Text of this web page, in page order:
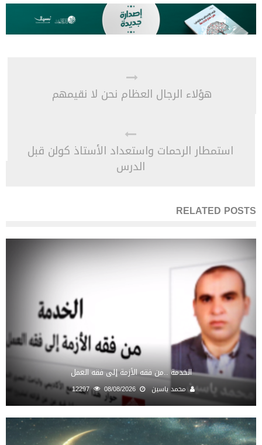
هؤلاء الرجال العظام نحن لا نقيمهم
استمطار الرحمات واستعداد الأستاذ كولن قبل
الدرس
RELATED POSTS
الخدمة ..من فقه الأزمة إلى فقه العمل
محمد ياسين 08/08/2026
12297